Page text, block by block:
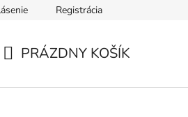
Registrácia
PRÁZDNY KOŠÍK